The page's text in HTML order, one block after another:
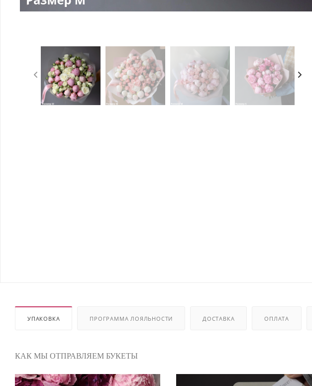
УПАКОВКА ПРОГРАММА ЛОЯЛЬНОСТИ ДОСТАВКА ОПЛАТА
КАК МЫ ОТПРАВЛЯЕМ БУКЕТЫ